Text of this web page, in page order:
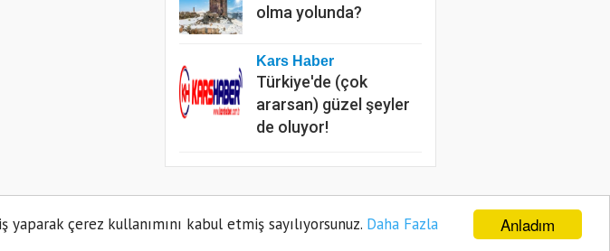
Anladım
çerez kullanımını kabul etmiş sayılıyorsunuz. Daha Fazla
olma yolunda?
Kars Haber
Türkiye'de (çok
ararsan) güzel şeyler
de oluyor!
Künye Gizlilik Politikası Sitene Ekle
İletişim